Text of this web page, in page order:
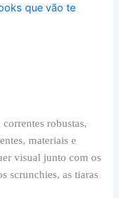
que vão te
robustas,
materiais e
visual junto com os
scrunchies, as tiaras